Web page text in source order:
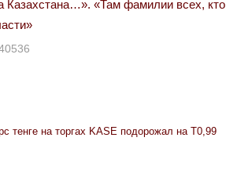
Казахстана…». «Там фамилии всех, кто
тенге на торгах KASE подорожал на Т0,99